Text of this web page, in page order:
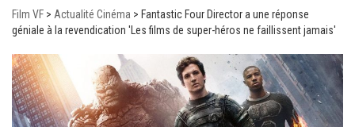
Film VF > Actualité Cinéma > Fantastic Four Director a une réponse
géniale à la revendication 'Les films de super-héros ne faillissent jamais'